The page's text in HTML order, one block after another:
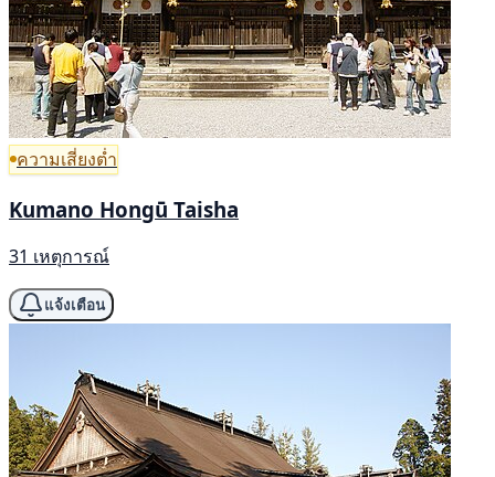
ความเสี่ยงต่ำ
Kumano Hongū Taisha
31 เหตุการณ์
แจ้งเตือน